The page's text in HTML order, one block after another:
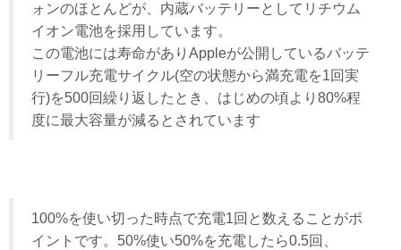
ォンのほとんどが、内蔵バッテリーとしてリチウム
イオン電池を採用しています。
この電池には寿命がありAppleが公開しているバッテ
リーフル充電サイクル(空の状態から満充電を1回実
行)を500回繰り返したとき、はじめの頃より80%程
度に最大容量が減るとされています
100%を使い切った時点で充電1回と数えることがポ
イントです。50%使い50%を充電したら0.5回、